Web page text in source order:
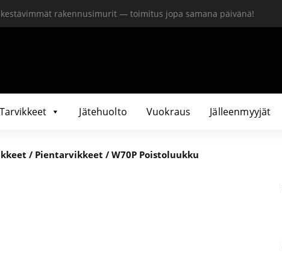
rakennusimurit — toimitus jopa samana päivänä!
Tarvikkeet Jätehuolto Vuokraus Jälleenmyyjät
/ Pientarvikkeet / W70P Poistoluukku